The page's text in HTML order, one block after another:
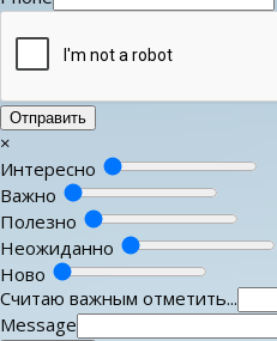
Отправить
×
Интересно
Важно
Полезно
Неожиданно
Ново
Считаю важным отметить...
Message